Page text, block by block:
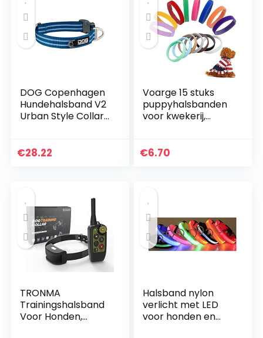
Groen)
DOG Copenhagen
Hundehalsband V2
Urban Style Collar
€28.22
Voarge 15 stuks
puppyhalsbanden
voor kwekerij,
puppyhalsband,
meerkleurige nylon
puppyhalsbanden
€6.70
TRONMA
Trainingshalsband
Voor Honden,
Halsband nylon
verlicht met LED
voor honden en